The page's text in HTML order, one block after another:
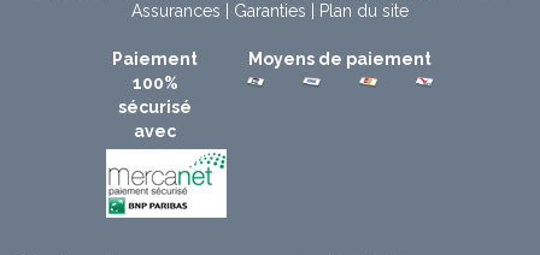
Assurances
Garanties Plan du site
Paiement
100%
sécurisé
avec
Moyens de paiement